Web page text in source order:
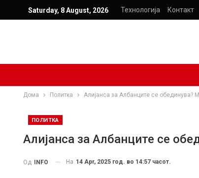
Saturday, 8 August, 2026 Технологија Контакт
Дома Политка Aлијанса за Албанците се обединува?
ПОЛИТКА
Aлијанса за Албанците се
Од INFO На 14 Apr, 2025 год. во 14:57 часот.